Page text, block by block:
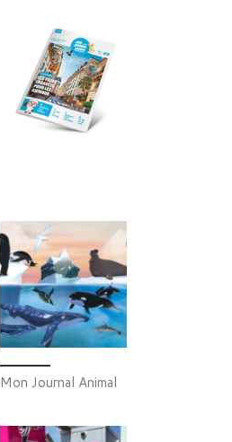
Mon Journal Animal